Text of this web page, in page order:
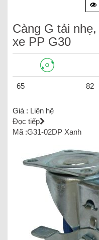
Càng G tải
xe PP G30
65 82
Giá : Liên hệ
Đọc tiếp
Mã :G31-02DP Xanh